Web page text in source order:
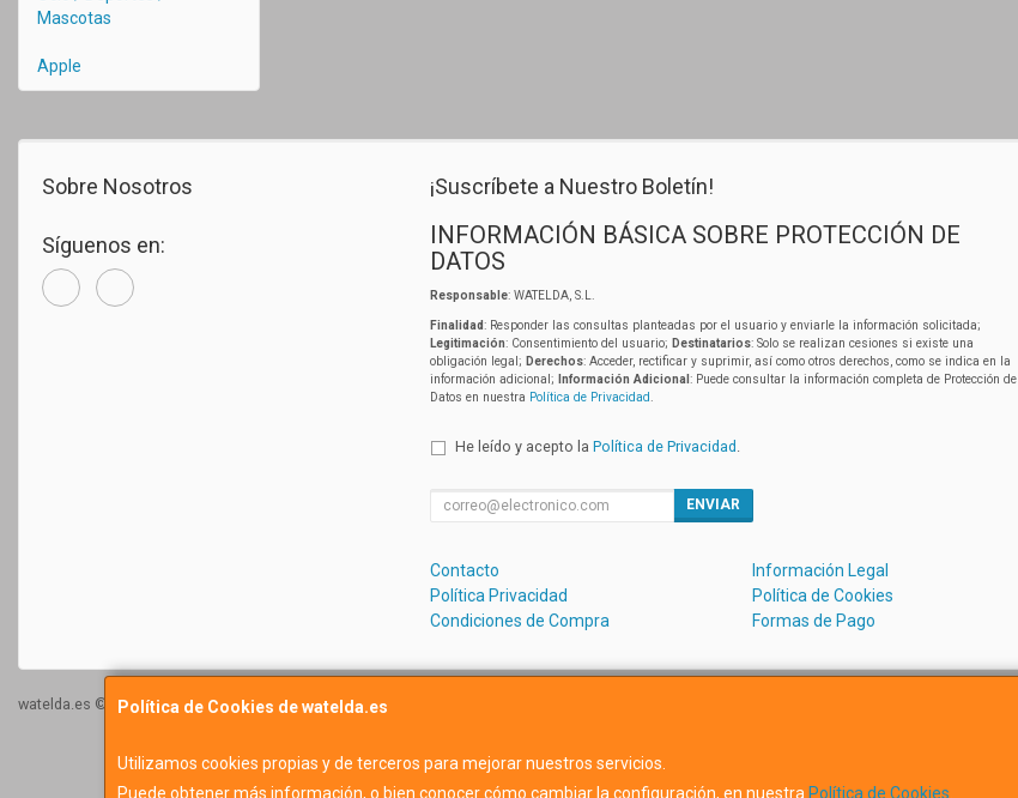
Mascotas
Apple
Política de Cookies de watelda.es
Utilizamos cookies propias y de terceros para mejorar nuestros servicios.
Puede obtener más información, o bien conocer cómo cambiar la configuración, en nuestra Política de Cookies
Sobre Nosotros
Síguenos en:
¡Suscríbete a Nuestro Boletín!
INFORMACIÓN BÁSICA SOBRE PROTECCIÓN DE
DATOS
Responsable: WATELDA, S.L.
Finalidad: Responder las consultas planteadas por el usuario y enviarle la información solicitada;
Legitimación: Consentimiento del usuario; Destinatarios: Solo se realizan cesiones si existe una
obligación legal; Derechos: Acceder, rectificar y suprimir, así como otros derechos, como se indica en la
información adicional;
Información Adicional : Puede consultar la información completa de Protección de
Datos en nuestra Política de Privacidad
He leído y acepto la Política de Privacidad .
ENVIAR
Contacto
Información Legal
Política Privacidad
Política de Cookies
Condiciones de Compra
Formas de Pago
watelda.es © 2026